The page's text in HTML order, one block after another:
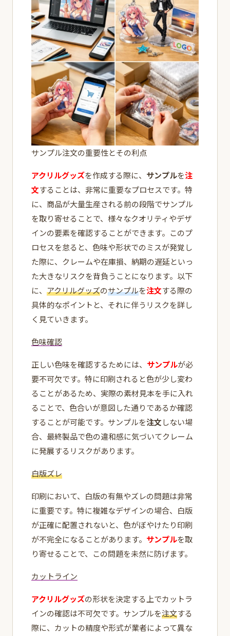
サンプル注文の重要性とその利点
アクリルグッズを作成する際に、 サンプルを注
文することは、非常に重要なプロセスです。特
に、商品が大量生産される前の段階でサンプル
を取り寄せることで、様々なクオリティやデザ
インの要素を確認することができます。このプ
ロセスを怠ると、色味や形状でのミスが発覚し
た際に、クレームや在庫損、納期の遅延といっ
た大きなリスクを背負うことになります。以下
に、 アクリルグッズのサンプルを注文する際の
具体的なポイントと、それに伴うリスクを詳し
く見ていきます。
色味確認
正しい色味を確認するためには、 サンプルが必
要不可欠です。特に印刷されると色が少し変わ
ることがあるため、実際の素材見本を手に入れ
ることで、色合いが意図した通りであるか確認
することが可能です。サンプルを注文しない場
合、最終製品で色の違和感に気づいてクレーム
に発展するリスクがあります。
白版ズレ
印刷において、白版の有無やズレの問題は非常
に重要です。特に複雑なデザインの場合、白版
が正確に配置されないと、色がぼやけたり印刷
が不完全になることがあります。 サンプルを取
り寄せることで、この問題を未然に防げます。
カットライン
アクリルグッズの形状を決定する上でカットラ
インの確認は不可欠です。サンプルを注文する
際に、カットの精度や形式が業者によって異な